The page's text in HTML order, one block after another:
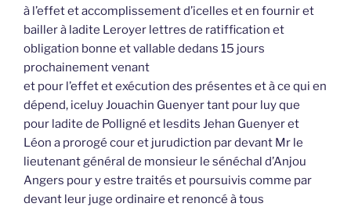
à l’effet et accomplissement d’icelles et en fournir et
bailler à ladite Leroyer lettres de ratiffication et
obligation bonne et vallable dedans 15 jours
prochainement venant
et pour l’effet et exécution des présentes et à ce qui en
dépend, iceluy Jouachin Guenyer tant pour luy que
pour ladite de Polligné et lesdits Jehan Guenyer et
Léon a prorogé cour et jurudiction par devant Mr le
lieutenant général de monsieur le sénéchal d’Anjou
Angers pour y estre traités et poursuivis comme par
devant leur juge ordinaire et renoncé à tous